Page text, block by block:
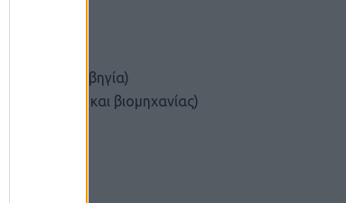
και Νορβηγία)
και βιομηχανίας)